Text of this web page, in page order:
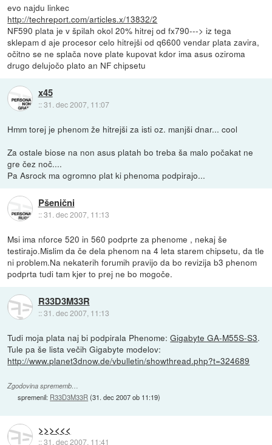
evo najdu linkec
http://techreport.com/articles.x/13832/2
NF590 plata je v špilah okol 20% hitrej od fx790---> iz tega
sklepam d aje procesor celo hitrejši od q6600 vendar plata zavira,
očitno se ne splača nove plate kupovat kdor ima asus oziroma
drugo delujočo plato an NF chipsetu
x45
::31. dec 2007, 11:07
Hmm torej je phenom že hitrejši za isti oz. manjši dnar... cool
Za ostale biose na non asus platah bo treba ša malo počakat ne
gre čez noč....
Pa Asrock ma ogromno plat ki phenoma podpirajo...
Pšenični
::31. dec 2007, 11:13
Msi ima nforce 520 in 560 podprte za phenome , nekaj še
testirajo.Mislim da če dela phenom na 4 leta starem chipsetu, da tle
ni problem.Na nekaterih forumih pravijo da bo revizija b3 phenom
podprta tudi tam kjer to prej ne bo mogoče.
R33D3M33R
::31. dec 2007, 11:13
Tudi moja plata naj bi podpirala Phenome:Gigabyte GA-M55S-S3.
Tule pa še lista večih Gigabyte modelov:
http://www.planet3dnow.de/vbulletin/showthread.php?t=324689
Zgodovina sprememb…
spremenil: R33D3M33R (31. dec 2007 ob 11:19)
>>><<<
::31. dec 2007, 11:41